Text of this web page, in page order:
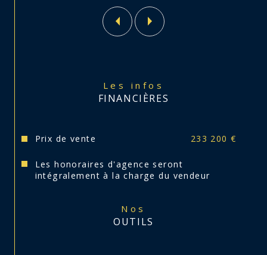
Les infos
FINANCIÈRES
Prix de vente 233 200 €
Les honoraires d'agence seront
intégralement à la charge du vendeur
Nos
OUTILS